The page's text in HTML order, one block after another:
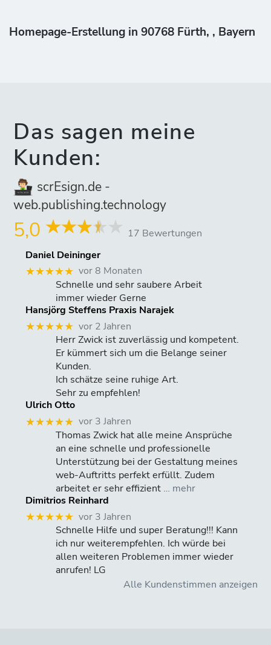
Homepage-Erstellung in 90768 Fürth, , Bayern
Das sagen meine
Kunden:
scrEsign.de -
web.publishing.technology
5,0
17 Bewertungen
Daniel Deininger
★★★★★ vor 8 Monaten
Schnelle und sehr saubere Arbeit
immer wieder Gerne
Hansjörg Steffens Praxis Narajek
★★★★★ vor 2 Jahren
Herr Zwick ist zuverlässig und kompetent.
Er kümmert sich um die Belange seiner
Kunden.
Ich schätze seine ruhige Art.
Sehr zu empfehlen!
Ulrich Otto
★★★★★ vor 3 Jahren
Thomas Zwick hat alle meine Ansprüche
an eine schnelle und professionelle
Unterstützung bei der Gestaltung meines
web-Auftritts perfekt erfüllt. Zudem
arbeitet er sehr effizient … mehr
Dimitrios Reinhard
★★★★★ vor 3 Jahren
Schnelle Hilfe und super Beratung!!! Kann
ich nur weiterempfehlen. Ich würde bei
allen weiteren Problemen immer wieder
anrufen! LG
Alle Kundenstimmen anzeigen